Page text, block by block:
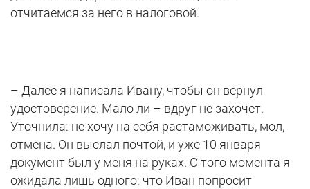
отчитаемся за него в налоговой.
– Далее я написала Ивану, чтобы он вернул
удостоверение. Мало ли – вдруг не захочет.
Уточнила: не хочу на себя растаможивать, мол,
отмена. Он выслал почтой, и уже 10 января
документ был у меня на руках. С того момента я
ожидала лишь одного: что Иван попросит